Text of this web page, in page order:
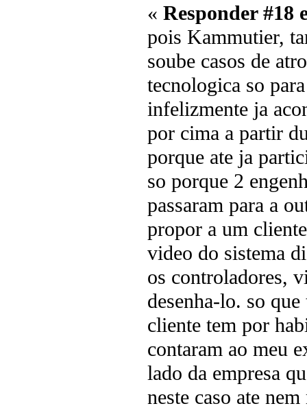
« Responder #18
pois Kammutier,
soube casos de
tecnologica so
infelizmente ja
por cima a partir
porque ate ja
so porque 2
passaram para a
propor a um
video do sistema
os controladores,
desenha-lo. so
cliente tem por
contaram ao meu
lado da empresa
neste caso ate